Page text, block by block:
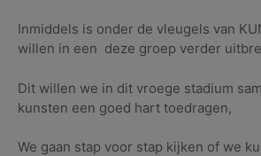
Inmiddels is onder de vleugels van
willen in een deze groep verder
Dit willen we in dit vroege stadium
kunsten een goed hart toedragen,
We gaan stap voor stap kijken of we